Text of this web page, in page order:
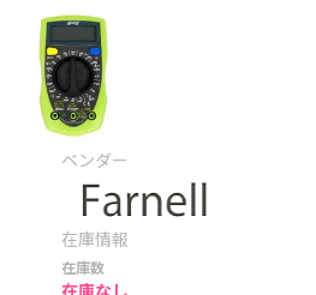
在庫数
在庫なし